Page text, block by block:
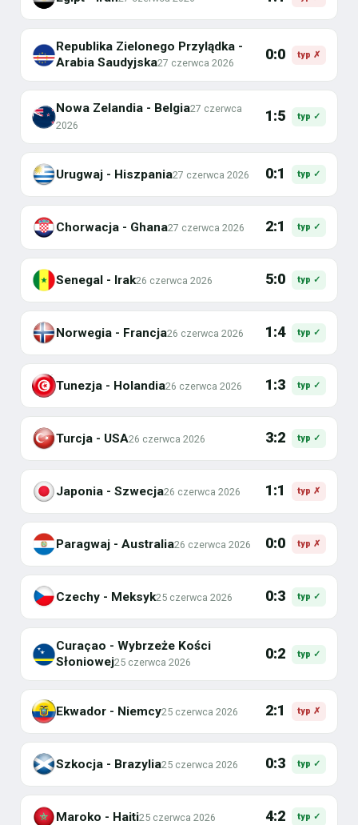
Republika Zielonego Przylądka -
Arabia Saudyjska27 czerwca 2026
0:0 typ ✗
Nowa Zelandia - Belgia27 czerwca
2026
1:5 typ ✓
Urugwaj - Hiszpania27 czerwca 2026 0:1 typ ✓
Chorwacja - Ghana27 czerwca 2026 2:1 typ ✓
Senegal - Irak26 czerwca 2026 5:0 typ ✓
Norwegia - Francja26 czerwca 2026 1:4 typ ✓
Tunezja - Holandia26 czerwca 2026 1:3 typ ✓
Turcja - USA26 czerwca 2026 3:2 typ ✓
Japonia - Szwecja26 czerwca 2026 1:1 typ ✗
Paragwaj - Australia26 czerwca 2026 0:0 typ ✗
Czechy - Meksyk25 czerwca 2026 0:3 typ ✓
Curaçao - Wybrzeże Kości
Słoniowej25 czerwca 2026
0:2 typ ✓
Ekwador - Niemcy25 czerwca 2026 2:1 typ ✗
Szkocja - Brazylia25 czerwca 2026 0:3 typ ✓
Maroko - Haiti25 czerwca 2026 4:2 typ ✓